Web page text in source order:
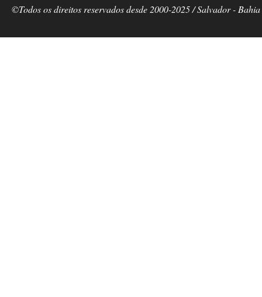
©Todos os direitos reservados desde 2000-2025 / Salvador -